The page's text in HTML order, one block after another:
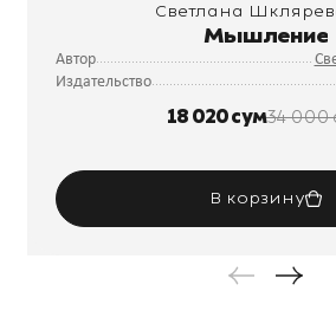
Светлана
Мышление
Автор
Издательство
18 020 сум34 000
В корзину